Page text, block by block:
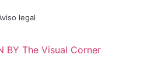
legal
BY The Visual Corner